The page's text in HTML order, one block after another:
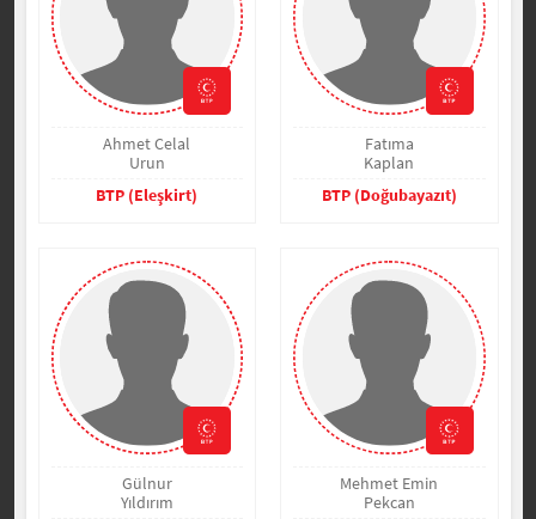
Ahmet Celal
Urun
BTP (Eleşkirt)
Fatıma
Kaplan
BTP (Doğubayazıt)
Gülnur
Yıldırım
Mehmet Emin
Pekcan